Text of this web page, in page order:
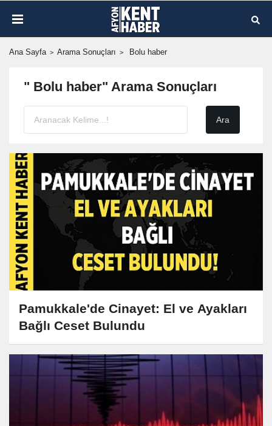
Ana Sayfa Arama Sonuçları Bolu haber
" Bolu haber" Arama Sonuçları
Pamukkale'de Cinayet: El ve Ayakları
Bağlı Ceset Bulundu